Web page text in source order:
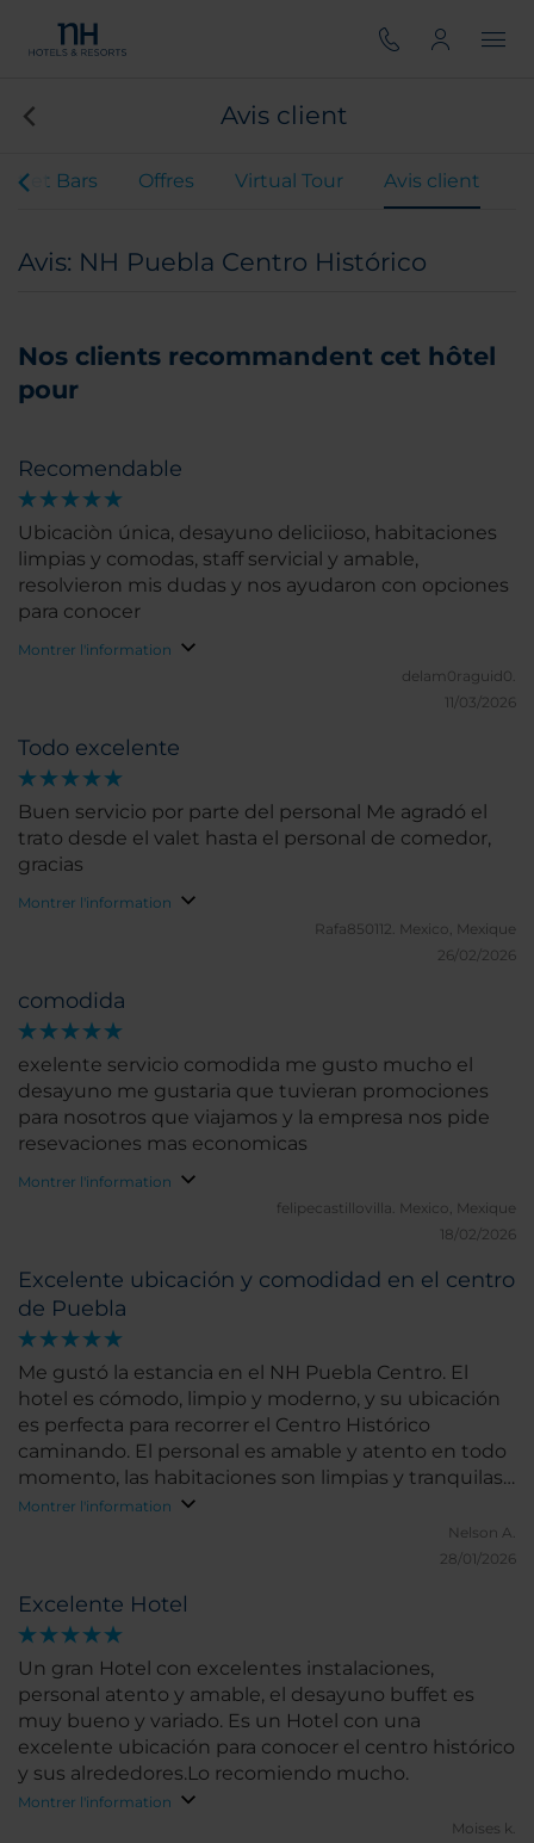
Avis client
et Bars Offres Virtual Tour Avis client
Avis: NH Puebla Centro Histórico
Nos clients recommandent cet hôtel
pour
Recomendable
Ubicaciòn única, desayuno deliciioso, habitaciones
limpias y comodas, staff servicial y amable,
resolvieron mis dudas y nos ayudaron con opciones
para conocer
Montrer l'information
delam0raguid0.
11/03/2026
Todo excelente
Buen servicio por parte del personal Me agradó el
trato desde el valet hasta el personal de comedor,
gracias
Montrer l'information
Rafa850112. Mexico, Mexique
26/02/2026
comodida
exelente servicio comodida me gusto mucho el
desayuno me gustaria que tuvieran promociones
para nosotros que viajamos y la empresa nos pide
resevaciones mas economicas
Montrer l'information
felipecastillovilla. Mexico, Mexique
18/02/2026
Excelente ubicación y comodidad en el centro
de Puebla
Me gustó la estancia en el NH Puebla Centro. El
hotel es cómodo, limpio y moderno, y su ubicación
es perfecta para recorrer el Centro Histórico
caminando. El personal es amable y atento en todo
momento, las habitaciones son limpias y tranquilas,
y el desayuno es variado y de buena calidad.
Montrer l'information
Nelson A.
28/01/2026
Excelente Hotel
Un gran Hotel con excelentes instalaciones,
personal atento y amable, el desayuno buffet es
muy bueno y variado. Es un Hotel con una
excelente ubicación para conocer el centro histórico
y sus alrededores.Lo recomiendo mucho.
Montrer l'information
Moises k.